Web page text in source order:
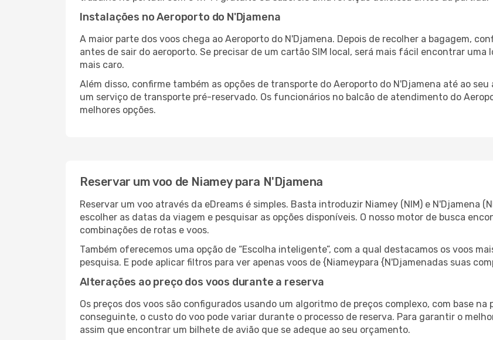
Instalações no Aeroporto do N'Djamena
A maior parte dos voos chega ao Aeroporto do N'Djamena. Depois de recolher a bagagem,
antes de sair do aeroporto. Se precisar de um cartão SIM local, será mais fácil encontrar uma
mais caro.
Além disso, confirme também as opções de transporte do Aeroporto do N'Djamena até ao
um serviço de transporte pré-reservado. Os funcionários no balcão de atendimento do
melhores opções.
Reservar um voo de Niamey para N'Djamena
Reservar um voo através da eDreams é simples. Basta introduzir Niamey (NIM) e N'Djamena
escolher as datas da viagem e pesquisar as opções disponíveis. O nosso motor de busca
combinações de rotas e voos.
Também oferecemos uma opção de “Escolha inteligente”, com a qual destacamos os voos
pesquisa. E pode aplicar filtros para ver apenas voos de {Niameypara {N'Djamenadas suas
Alterações ao preço dos voos durante a reserva
Os preços dos voos são configurados usando um algoritmo de preços complexo, com base
conseguinte, o custo do voo pode variar durante o processo de reserva. Para garantir o
assim que encontrar um bilhete de avião que se adeque ao seu orçamento.